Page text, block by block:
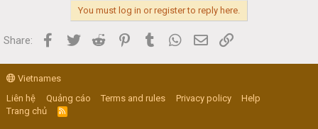
You must log in or register to reply here.
Share: Facebook
Twitter Reddit PinterestTumblr WhatsApp
Email
Vietnames
Liên hệ
Quảng cáo Terms and rules Privacy policy
Help
Trang chủ
R
S